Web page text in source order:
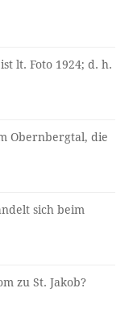
lt. Foto 1924; d. h.
Obernbergtal, die
sich beim
zu St. Jakob?